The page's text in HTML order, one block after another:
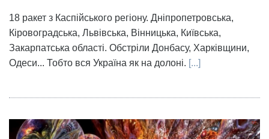
18 ракет з Каспійського регіону. Дніпропетровська,
Кіровоградська, Львівська, Вінницька, Київська,
Закарпатська області. Обстріли Донбасу, Харківщини,
Одеси... Тобто вся Україна як на долоні. [...]